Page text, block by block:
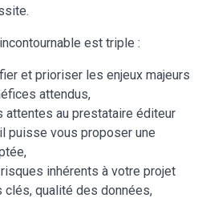
est triple :
et prioriser les enjeux majeurs
attendus,
attentes au prestataire éditeur
puisse vous proposer une
inhérents à votre projet
qualité des données,